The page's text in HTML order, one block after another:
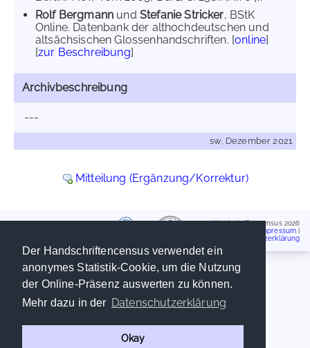
Der Handschriftencensus verwendet ein
anonymes Statistik-Cookie, um die Nutzung
der Online-Präsenz auswerten zu können.
Mehr dazu in der Datenschutzerklärung
Okay
Rolf Bergmann und Stefanie Stricker, BStK
Online. Datenbank der althochdeutschen und
altsächsischen Glossenhandschriften. [online]
[zur Beschreibung]
Archivbeschreibung
---
sw, Dezember 2021
Mitteilung (Ergänzung/Korrektur)
Handschriftencensus 2026
Impressum
Datenschutzerklärung